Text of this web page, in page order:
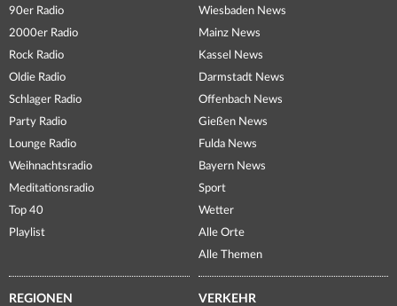
90er Radio
2000er Radio
Rock Radio
Oldie Radio
Schlager Radio
Party Radio
Lounge Radio
Weihnachtsradio
Meditationsradio
Top 40
Playlist
Wiesbaden News
Mainz News
Kassel News
Darmstadt News
Offenbach News
Gießen News
Fulda News
Bayern News
Sport
Wetter
Alle Orte
Alle Themen
REGIONEN VERKEHR